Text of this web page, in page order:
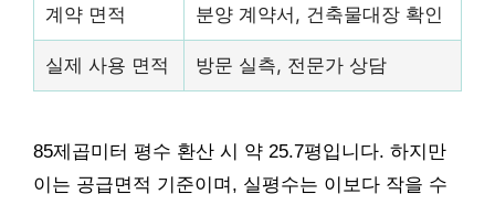
계약 면적 분양 계약서, 건축물대장 확인
실제 사용 면적 방문 실측, 전문가 상담
85제곱미터 평수 환산 시 약 25.7평입니다. 하지만
이는 공급면적 기준이며, 실평수는 이보다 작을 수